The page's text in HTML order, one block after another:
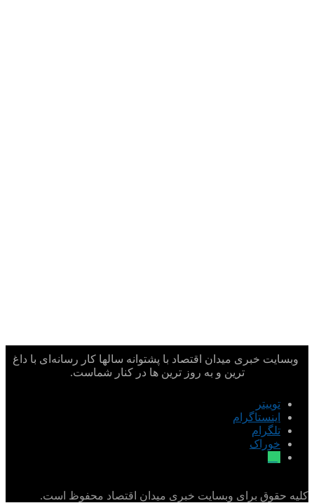
وبسایت خبری میدان اقتصاد با پشتوانه سالها کار رسانه‌ای با داغ
ترین و به روز ترین ها در کنار شماست.
توییتر
اینستاگرام
تلگرام
خوراک
کلیه حقوق برای وبسایت خبری میدان اقتصاد محفوظ است.